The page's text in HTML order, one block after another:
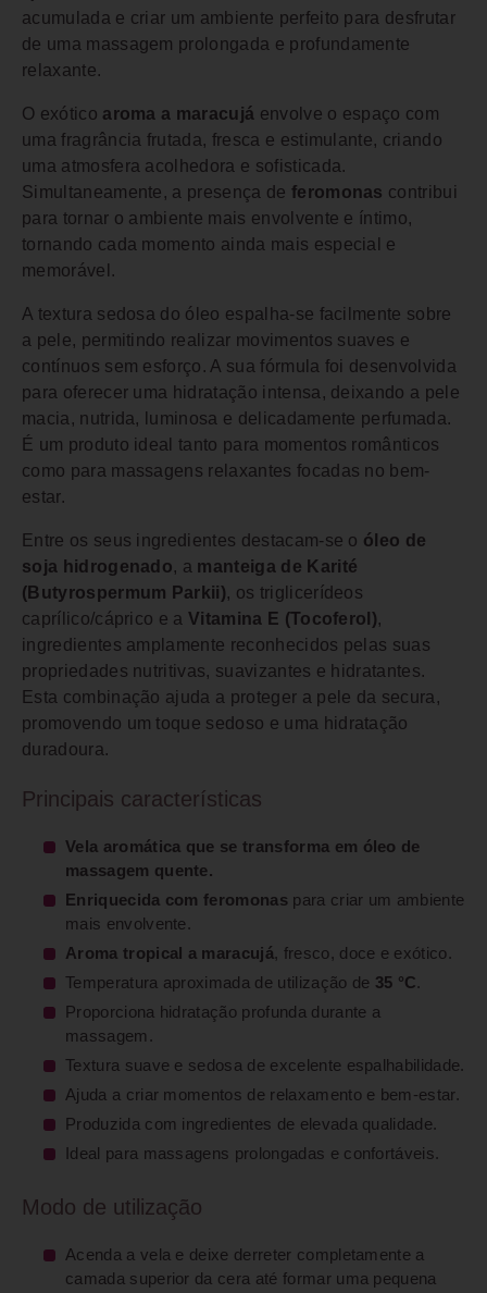
acumulada e criar um ambiente perfeito para desfrutar
de uma massagem prolongada e profundamente
relaxante.
O exótico aroma a maracujá envolve o espaço com
uma fragrância frutada, fresca e estimulante, criando
uma atmosfera acolhedora e sofisticada.
Simultaneamente, a presença de feromonas contribui
para tornar o ambiente mais envolvente e íntimo,
tornando cada momento ainda mais especial e
memorável.
A textura sedosa do óleo espalha-se facilmente sobre
a pele, permitindo realizar movimentos suaves e
contínuos sem esforço. A sua fórmula foi desenvolvida
para oferecer uma hidratação intensa, deixando a pele
macia, nutrida, luminosa e delicadamente perfumada.
É um produto ideal tanto para momentos românticos
como para massagens relaxantes focadas no bem-
estar.
Entre os seus ingredientes destacam-se o óleo de
soja hidrogenado, a manteiga de Karité
(Butyrospermum Parkii), os triglicerídeos
caprílico/cáprico e aVitamina E (Tocoferol),
ingredientes amplamente reconhecidos pelas suas
propriedades nutritivas, suavizantes e hidratantes.
Esta combinação ajuda a proteger a pele da secura,
promovendo um toque sedoso e uma hidratação
duradoura.
Principais características
Vela aromática que se transforma em óleo de
massagem quente.
Enriquecida com feromonas para criar um ambiente
mais envolvente.
Aroma tropical a maracujá, fresco, doce e exótico.
Temperatura aproximada de utilização de 35 °C.
Proporciona hidratação profunda durante a
massagem.
Textura suave e sedosa de excelente espalhabilidade.
Ajuda a criar momentos de relaxamento e bem-estar.
Produzida com ingredientes de elevada qualidade.
Ideal para massagens prolongadas e confortáveis.
Modo de utilização
Acenda a vela e deixe derreter completamente a
camada superior da cera até formar uma pequena